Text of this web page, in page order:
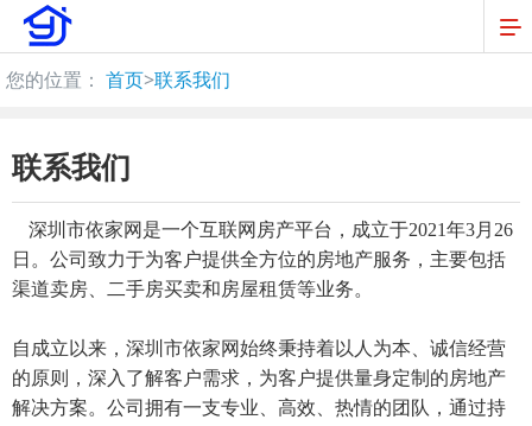
您的位置： 首页>联系我们
联系我们
深圳市依家网是一个互联网房产平台，成立于2021年3月26
日。公司致力于为客户提供全方位的房地产服务，主要包括
渠道卖房、二手房买卖和房屋租赁等业务。
自成立以来，深圳市依家网始终秉持着以人为本、诚信经营
的原则，深入了解客户需求，为客户提供量身定制的房地产
解决方案。公司拥有一支专业、高效、热情的团队，通过持